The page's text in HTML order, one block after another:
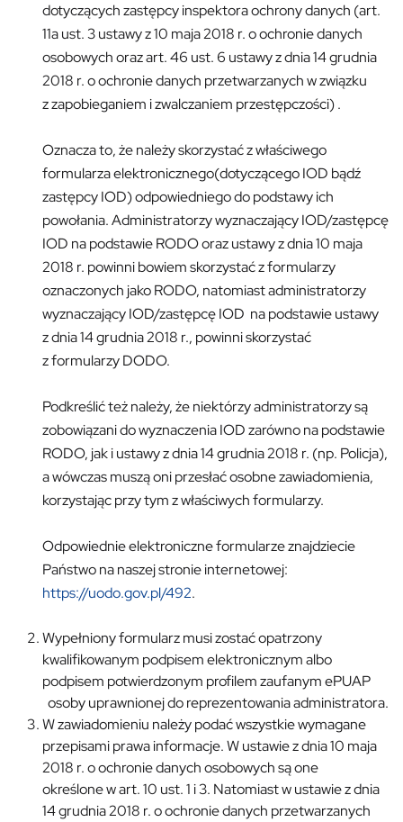
dotyczących zastępcy inspektora ochrony danych (art.
11a ust. 3 ustawy z 10 maja 2018 r. o ochronie danych
osobowych oraz art. 46 ust. 6 ustawy z dnia 14 grudnia
2018 r. o ochronie danych przetwarzanych w związku
z zapobieganiem i zwalczaniem przestępczości) .
Oznacza to, że należy skorzystać z właściwego
formularza elektronicznego(dotyczącego IOD bądź
zastępcy IOD) odpowiedniego do podstawy ich
powołania. Administratorzy wyznaczający IOD/zastępcę
IOD na podstawie RODO oraz ustawy z dnia 10 maja
2018 r. powinni bowiem skorzystać z formularzy
oznaczonych jako RODO, natomiast administratorzy
wyznaczający IOD/zastępcę IOD na podstawie ustawy
z dnia 14 grudnia 2018 r., powinni skorzystać
z formularzy DODO.
Podkreślić też należy, że niektórzy administratorzy są
zobowiązani do wyznaczenia IOD zarówno na podstawie
RODO, jak i ustawy z dnia 14 grudnia 2018 r. (np. Policja),
a wówczas muszą oni przesłać osobne zawiadomienia,
korzystając przy tym z właściwych formularzy.
Odpowiednie elektroniczne formularze znajdziecie
Państwo na naszej stronie internetowej:
https://uodo.gov.pl/492.
Wypełniony formularz musi zostać opatrzony
kwalifikowanym podpisem elektronicznym albo
podpisem potwierdzonym profilem zaufanym ePUAP
osoby uprawnionej do reprezentowania administratora.
W zawiadomieniu należy podać wszystkie wymagane
przepisami prawa informacje. W ustawie z dnia 10 maja
2018 r. o ochronie danych osobowych są one
określone w art. 10 ust. 1 i 3. Natomiast w ustawie z dnia
14 grudnia 2018 r. o ochronie danych przetwarzanych